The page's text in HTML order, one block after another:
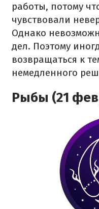
работы, потому
чувствовали
Однако
дел. Поэтому
возвращаться к
немедленного
Рыбы (21